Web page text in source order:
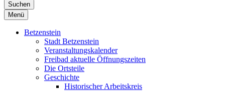
Suchen
Menü
Betzenstein
Stadt Betzenstein
Veranstaltungskalender
Freibad aktuelle Öffnungszeiten
Die Ortsteile
Geschichte
Historischer Arbeitskreis